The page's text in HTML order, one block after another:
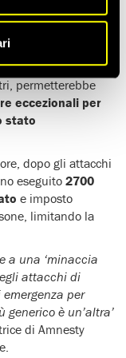
senza
una
permetterebbe
eccezionali per
stato
dopo gli attacchi
eseguito 2700
e imposto
limitando la
a una ‘minaccia
attacchi di
per
è un’altra’
di Amnesty